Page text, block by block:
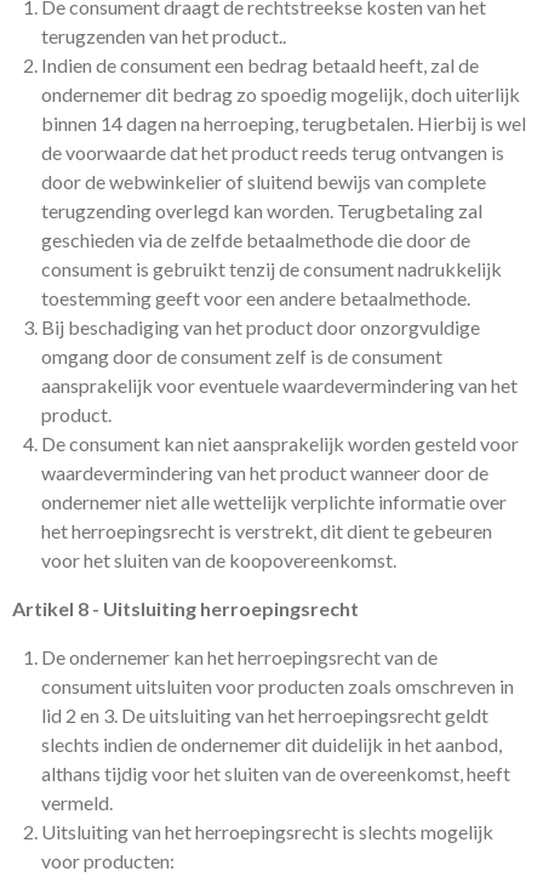
De consument draagt de rechtstreekse kosten van het
terugzenden van het product..
Indien de consument een bedrag betaald heeft, zal de
ondernemer dit bedrag zo spoedig mogelijk, doch uiterlijk
binnen 14 dagen na herroeping, terugbetalen. Hierbij is wel
de voorwaarde dat het product reeds terug ontvangen is
door de webwinkelier of sluitend bewijs van complete
terugzending overlegd kan worden. Terugbetaling zal
geschieden via de zelfde betaalmethode die door de
consument is gebruikt tenzij de consument nadrukkelijk
toestemming geeft voor een andere betaalmethode.
Bij beschadiging van het product door onzorgvuldige
omgang door de consument zelf is de consument
aansprakelijk voor eventuele waardevermindering van het
product.
De consument kan niet aansprakelijk worden gesteld voor
waardevermindering van het product wanneer door de
ondernemer niet alle wettelijk verplichte informatie over
het herroepingsrecht is verstrekt, dit dient te gebeuren
voor het sluiten van de koopovereenkomst.
Artikel 8 - Uitsluiting herroepingsrecht
De ondernemer kan het herroepingsrecht van de
consument uitsluiten voor producten zoals omschreven in
lid 2 en 3. De uitsluiting van het herroepingsrecht geldt
slechts indien de ondernemer dit duidelijk in het aanbod,
althans tijdig voor het sluiten van de overeenkomst, heeft
vermeld.
Uitsluiting van het herroepingsrecht is slechts mogelijk
voor producten: